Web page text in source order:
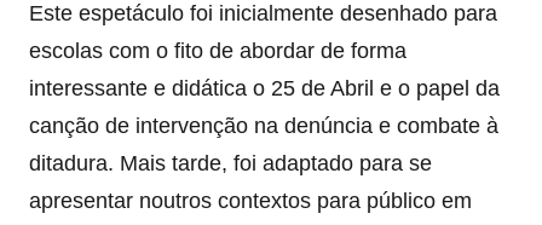
Este espetáculo foi inicialmente desenhado para
escolas com o fito de abordar de forma
interessante e didática o 25 de Abril e o papel da
canção de intervenção na denúncia e combate à
ditadura. Mais tarde, foi adaptado para se
apresentar noutros contextos para público em